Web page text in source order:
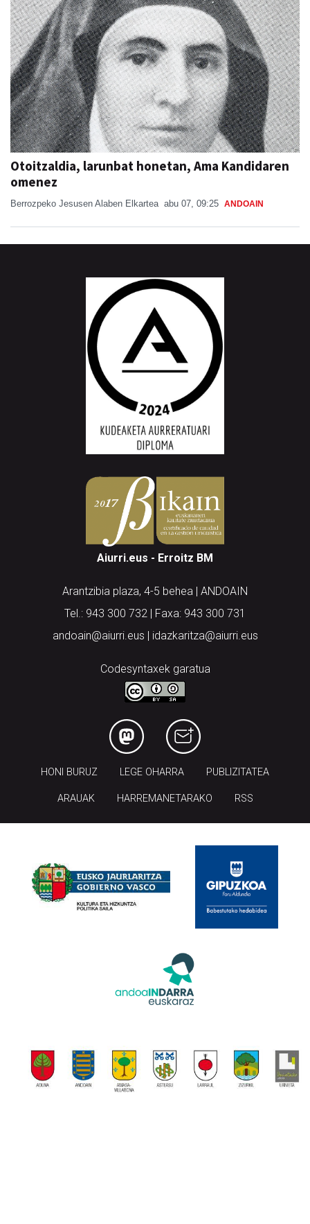
Otoitzaldia, larunbat honetan, Ama Kandidaren
omenez
Berrozpeko Jesusen Alaben Elkartea abu 07, 09:25 ANDOAIN
Aiurri.eus - Erroitz BM
Arantzibia plaza, 4-5 behea | ANDOAIN
Tel.: 943 300 732 | Faxa: 943 300 731
andoain@aiurri.eus | idazkaritza@aiurri.eus
Codesyntaxek garatua
HONI BURUZ LEGE OHARRA PUBLIZITATEA
ARAUAK HARREMANETARAKO RSS